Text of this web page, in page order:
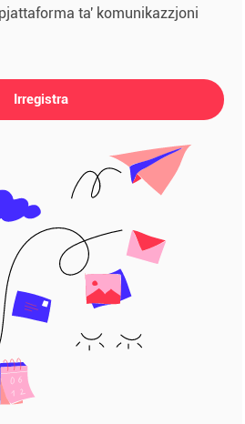
ta' komunikazzjoni
Irregistra